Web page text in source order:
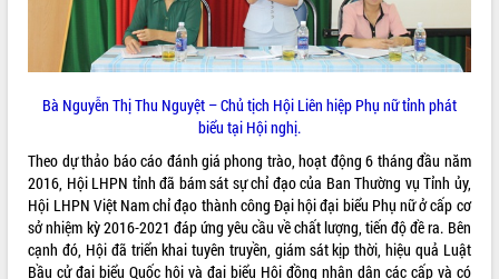
LIÊN KẾT WEB
THỐNG KÊ TRUY CẬP
Bà Nguyễn Thị Thu Nguyệt – Chủ tịch Hội Liên hiệp Phụ nữ tỉnh phát
biểu tại Hội nghị.
Theo dự thảo báo cáo đánh giá phong trào, hoạt động 6 tháng đầu năm
2016, Hội LHPN tỉnh đã bám sát sự chỉ đạo của Ban Thường vụ Tỉnh ủy,
Hội LHPN Việt Nam chỉ đạo thành công Đại hội đại biểu Phụ nữ ở cấp cơ
sở nhiệm kỳ 2016-2021 đáp ứng yêu cầu về chất lượng, tiến độ đề ra. Bên
cạnh đó, Hội đã triển khai tuyên truyền, giám sát kịp thời, hiệu quả Luật
Bầu cử đại biểu Quốc hội và đại biểu Hội đồng nhân dân các cấp và có